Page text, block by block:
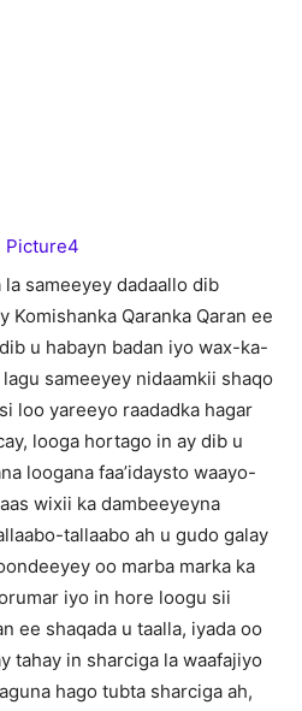
sameeyey dadaallo dib
Komishanka Qaranka Qaran ee
u habayn badan iyo wax-ka-
sameeyey nidaamkii shaqo
loo yareeyo raadadka hagar
looga hortago in ay dib u
loogana faa’idaysto waayo-
wixii ka dambeeyeyna
tallaabo ah u gudo galay
oo marba marka ka
iyo in hore loogu sii
ee shaqada u taalla, iyada oo
tahay in sharciga la waafajiyo
hago tubta sharciga ah,